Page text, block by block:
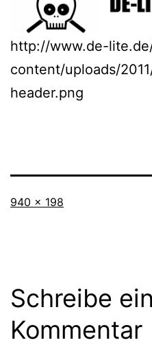
http://www.de-
content/uploads/
header.png
Originalgröße
940 × 198
Schreibe
Kommentar